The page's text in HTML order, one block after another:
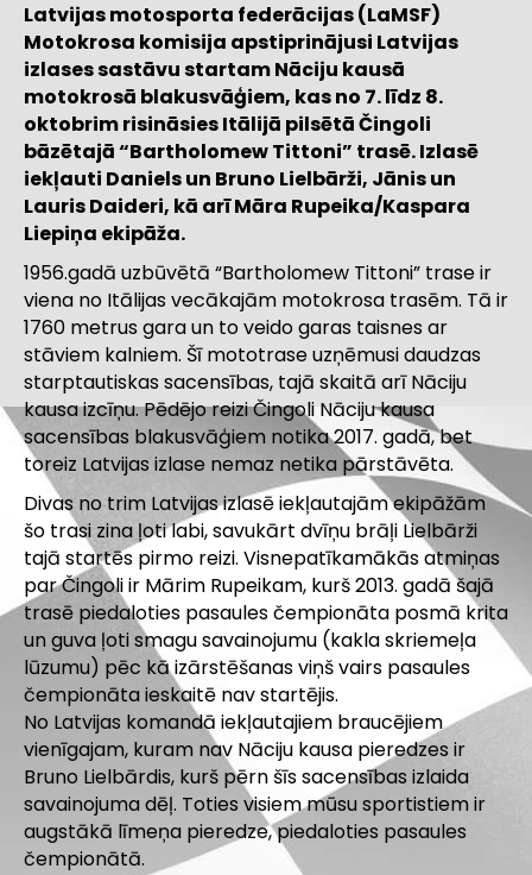
Latvijas motosporta federācijas (LaMSF)
Motokrosa komisija apstiprinājusi Latvijas
izlases sastāvu startam Nāciju kausā
motokrosā blakusvāģiem, kas no 7. līdz 8.
oktobrim risināsies Itālijā pilsētā Čingoli
bāzētajā “Bartholomew Tittoni” trasē. Izlasē
iekļauti Daniels un Bruno Lielbārži, Jānis un
Lauris Daideri, kā arī Māra Rupeika/Kaspara
Liepiņa ekipāža.
1956.gadā uzbūvētā “Bartholomew Tittoni” trase ir
viena no Itālijas vecākajām motokrosa trasēm. Tā ir
1760 metrus gara un to veido garas taisnes ar
stāviem kalniem. Šī mototrase uzņēmusi daudzas
starptautiskas sacensības, tajā skaitā arī Nāciju
kausa izcīņu. Pēdējo reizi Čingoli Nāciju kausa
sacensības blakusvāģiem notika 2017. gadā, bet
toreiz Latvijas izlase nemaz netika pārstāvēta.
Divas no trim Latvijas izlasē iekļautajām ekipāžām
šo trasi zina ļoti labi, savukārt dvīņu brāļi Lielbārži
tajā startēs pirmo reizi. Visnepatīkamākās atmiņas
par Čingoli ir Mārim Rupeikam, kurš 2013. gadā šajā
trasē piedaloties pasaules čempionāta posmā krita
un guva ļoti smagu savainojumu (kakla skriemeļa
lūzumu) pēc kā izārstēšanas viņš vairs pasaules
čempionāta ieskaitē nav startējis.
No Latvijas komandā iekļautajiem braucējiem
vienīgajam, kuram nav Nāciju kausa pieredzes ir
Bruno Lielbārdis, kurš pērn šīs sacensības izlaida
savainojuma dēļ. Toties visiem mūsu sportistiem ir
augstākā līmeņa pieredze, piedaloties pasaules
čempionātā.